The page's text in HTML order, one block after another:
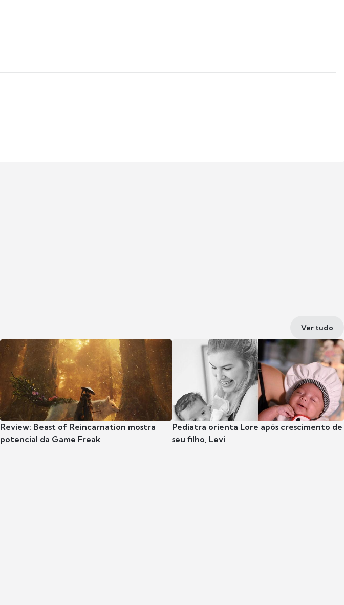
Ver tudo
Review: Beast of Reincarnation mostra
potencial da Game Freak
Pediatra orienta Lore após crescimento de
seu filho, Levi